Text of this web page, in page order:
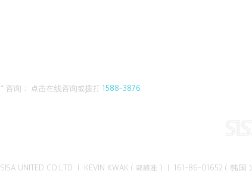
* 咨询： 点击在线咨询或拨打 1588-3876
SISA UNITED CO.LTD I KEVIN KWAK（郭峰准）｜ 161-86-01652（韩国）